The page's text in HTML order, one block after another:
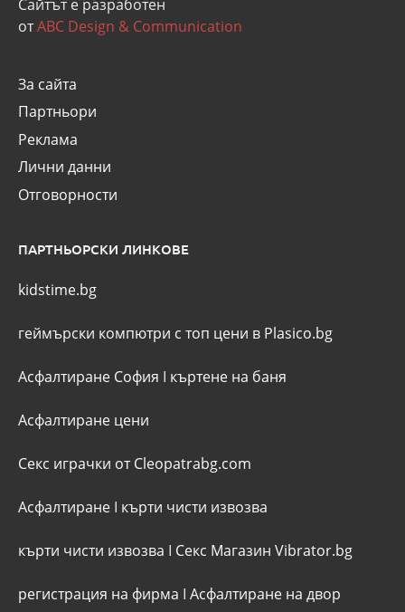
Сайтът е разработен
отABC Design & Communication
За сайта
Партньори
Реклама
Лични данни
Отговорности
ПАРТНЬОРСКИ ЛИНКОВЕ
kidstime.bg
геймърски компютри с топ цени в Plasico.bg
Асфалтиране София I къртене на баня
Асфалтиране цени
Секс играчки от Cleopatrabg.com
Асфалтиране I кърти чисти извозва
кърти чисти извозва I Секс Магазин Vibrator.bg
регистрация на фирма I Асфалтиране на двор